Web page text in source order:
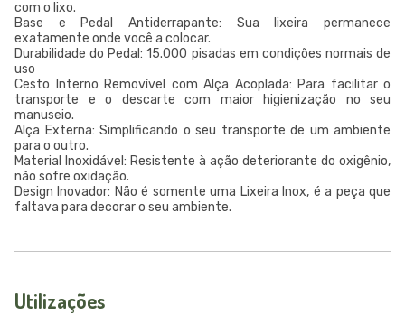
com o lixo.
Base e Pedal Antiderrapante: Sua lixeira permanece
exatamente onde você a colocar.
Durabilidade do Pedal: 15.000 pisadas em condições normais de
uso
Cesto Interno Removível com Alça Acoplada: Para facilitar o
transporte e o descarte com maior higienização no seu
manuseio.
Alça Externa: Simplificando o seu transporte de um ambiente
para o outro.
Material Inoxidável: Resistente à ação deteriorante do oxigênio,
não sofre oxidação.
Design Inovador: Não é somente uma Lixeira Inox, é a peça que
faltava para decorar o seu ambiente.
Utilizações